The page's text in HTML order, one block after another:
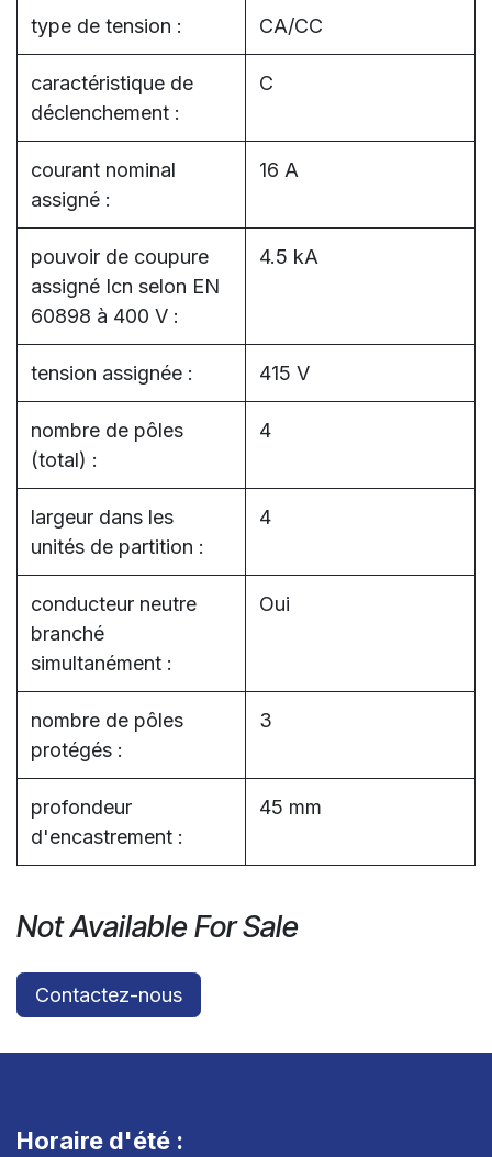
type de tension : CA/CC
caractéristique de
déclenchement :
C
courant nominal
assigné :
16 A
pouvoir de coupure
assigné Icn selon EN
60898 à 400 V :
4.5 kA
tension assignée : 415 V
nombre de pôles
(total) :
4
largeur dans les
unités de partition :
4
conducteur neutre
branché
simultanément :
Oui
nombre de pôles
protégés :
3
profondeur
d'encastrement :
45 mm
Not Available For Sale
Contactez-nous
Horaire d'été :